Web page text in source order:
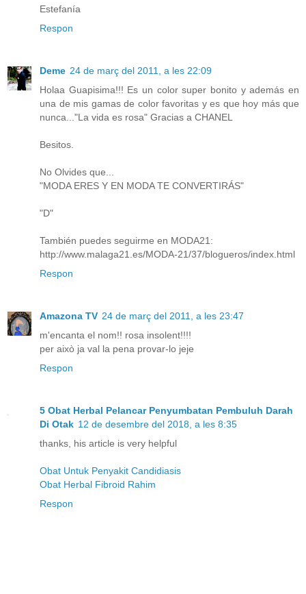
Estefanía
Respon
Deme 24 de març del 2011, a les 22:09
Holaa Guapisima!!! Es un color super bonito y además en
una de mis gamas de color favoritas y es que hoy más que
nunca..."La vida es rosa" Gracias a CHANEL
Besitos.
No Olvides que...
"MODA ERES Y EN MODA TE CONVERTIRÁS"
"D"
También puedes seguirme en MODA21:
http://www.malaga21.es/MODA-21/37/blogueros/index.html
Respon
Amazona TV 24 de març del 2011, a les 23:47
m'encanta el nom!! rosa insolent!!!!
per això ja val la pena provar-lo jeje
Respon
5 Obat Herbal Pelancar Penyumbatan Pembuluh Darah
Di Otak 12 de desembre del 2018, a les 8:35
thanks, his article is very helpful
Obat Untuk Penyakit Candidiasis
Obat Herbal Fibroid Rahim
Respon